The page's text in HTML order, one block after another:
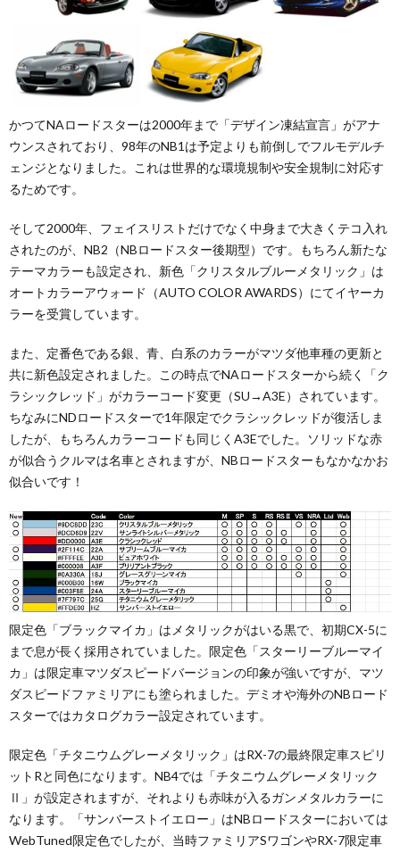
かつてNAロードスターは2000年まで「デザイン凍結宣言」がアナ
ウンスされており、98年のNB1は予定よりも前倒しでフルモデルチ
ェンジとなりました。これは世界的な環境規制や安全規制に対応す
るためです。
そして2000年、フェイスリストだけでなく中身まで大きくテコ入れ
されたのが、NB2（NBロードスター後期型）です。もちろん新たな
テーマカラーも設定され、新色「クリスタルブルーメタリック」は
オートカラーアウォード（AUTO COLOR AWARDS）にてイヤーカ
ラーを受賞しています。
また、定番色である銀、青、白系のカラーがマツダ他車種の更新と
共に新色設定されました。この時点でNAロードスターから続く「ク
ラシックレッド」がカラーコード変更（SU→A3E）されています。
ちなみにNDロードスターで1年限定でクラシックレッドが復活しま
したが、もちろんカラーコードも同じくA3Eでした。ソリッドな赤
が似合うクルマは名車とされますが、NBロードスターもなかなかお
似合いです！
限定色「ブラックマイカ」はメタリックがはいる黒で、初期CX-5に
まで息が長く採用されていました。限定色「スターリーブルーマイ
カ」は限定車マツダスピードバージョンの印象が強いですが、マツ
ダスピードファミリアにも塗られました。デミオや海外のNBロード
スターではカタログカラー設定されています。
限定色「チタニウムグレーメタリック」はRX-7の最終限定車スピリ
ットRと同色になります。NB4では「チタニウムグレーメタリック
Ⅱ」が設定されますが、それよりも赤味が入るガンメタルカラーに
なります。「サンバーストイエロー」はNBロードスターにおいては
WebTuned限定色でしたが、当時ファミリアSワゴンやRX-7限定車